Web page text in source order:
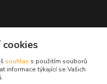
souhlas s použitím souborů
informace týkající se Vašich